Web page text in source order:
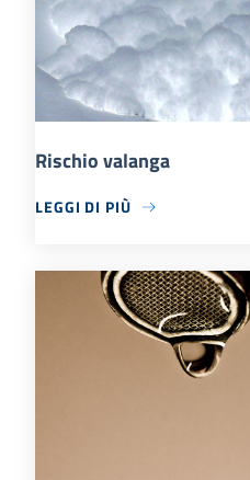
Rischio valanga
LEGGI DI PIÙ